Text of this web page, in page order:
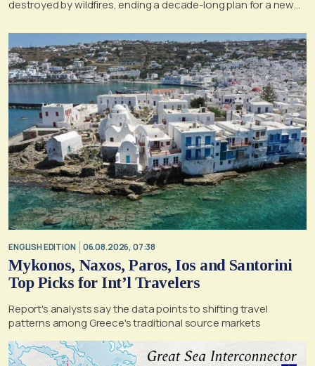
destroyed by wildfires, ending a decade-long plan for a new
ENGLISH EDITION 06.08.2026, 07:38
Mykonos, Naxos, Paros, Ios and Santorini
Top Picks for Int’l Travelers
Report's analysts say the data points to shifting travel
patterns among Greece's traditional source markets